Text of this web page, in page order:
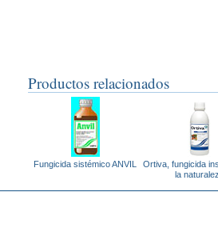
Productos relacionados
Fungicida sistémico ANVIL
Ortiva, fungicida
la